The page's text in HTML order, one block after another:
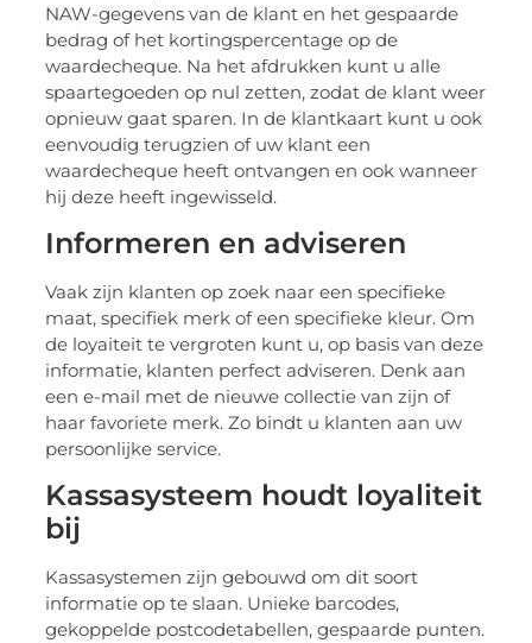
NAW-gegevens van de klant en het gespaarde
bedrag of het kortingspercentage op de
waardecheque. Na het afdrukken kunt u alle
spaartegoeden op nul zetten, zodat de klant weer
opnieuw gaat sparen. In de klantkaart kunt u ook
eenvoudig terugzien of uw klant een
waardecheque heeft ontvangen en ook wanneer
hij deze heeft ingewisseld.
Informeren en adviseren
Vaak zijn klanten op zoek naar een specifieke
maat, specifiek merk of een specifieke kleur. Om
de loyaiteit te vergroten kunt u, op basis van deze
informatie, klanten perfect adviseren. Denk aan
een e-mail met de nieuwe collectie van zijn of
haar favoriete merk. Zo bindt u klanten aan uw
persoonlijke service.
Kassasysteem houdt loyaliteit
bij
Kassasystemen zijn gebouwd om dit soort
informatie op te slaan. Unieke barcodes,
gekoppelde postcodetabellen, gespaarde punten.